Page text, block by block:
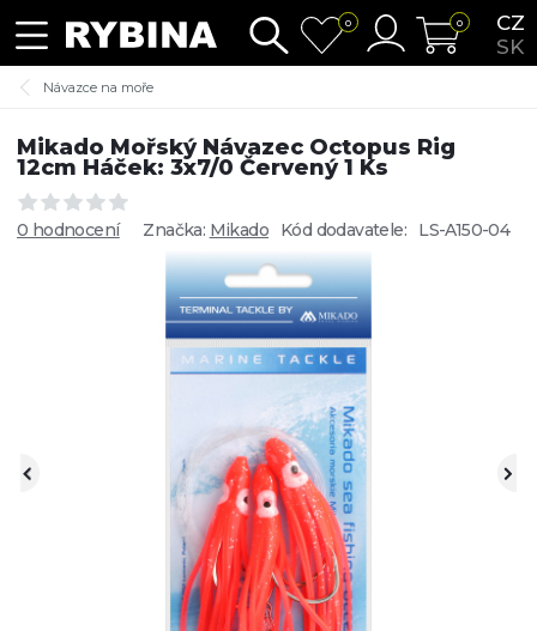
CZ
SK
0 0
Návazce na moře
Mikado Mořský Návazec Octopus Rig
12cm Háček: 3x7/0 Červený 1 Ks
0 hodnocení Značka: Mikado Kód dodavatele: LS-A150-04